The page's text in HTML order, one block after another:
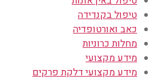
טיפול בקנדידה
כאב ואורטופדיה
מחלות כרוניות
מידע מקצועי
מידע מקצועי דלקת פרקים